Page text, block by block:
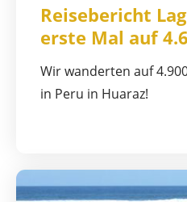
Reisebericht
erste Mal auf
Wir wanderten auf
in Peru in Huaraz!